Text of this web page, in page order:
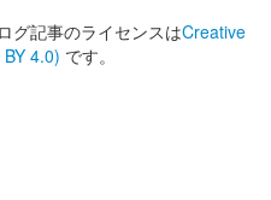
グ記事のライセンスはCreative
4.0) です。